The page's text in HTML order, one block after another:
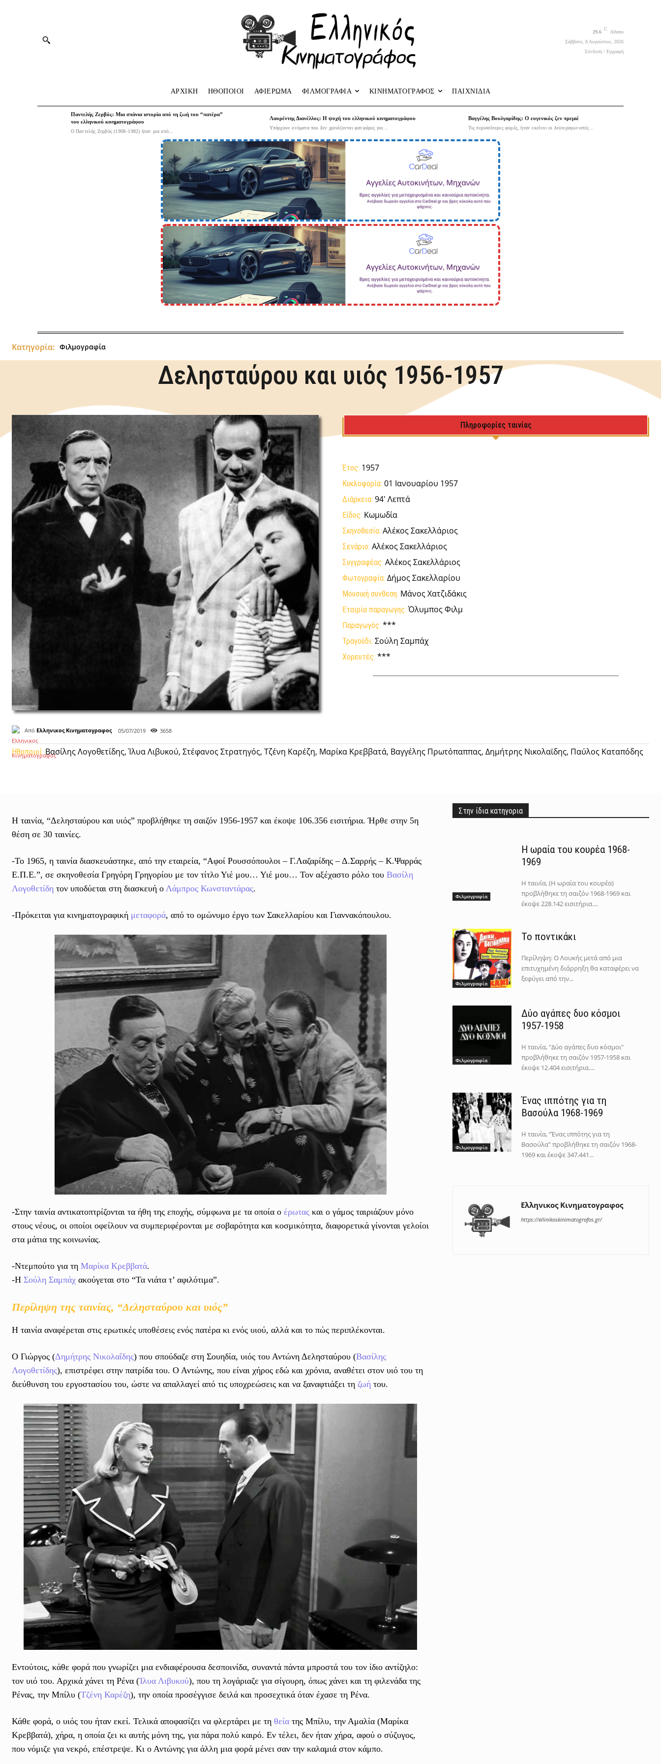
29.6
C
Athens
Σάββατο, 8 Αυγούστου, 2026
Σύνδεση / Εγγραφή
ΑΡΧΙΚΗ HΘΟΠΟΙΟΙ ΑΦΙΕΡΩΜΑ ΦΙΛΜΟΓΡΑΦΙΑ ΚΙΝΗΜΑΤΟΓΡΑΦΟΣ ΠΑΙΧΝΙΔΙΑ
Παντελής Ζερβός: Μια σπάνια ιστορία από τη ζωή του “πατέρα”
του ελληνικού κινηματογράφου
Ο Παντελής Ζερβός (1908–1982) ήταν μια από...
Λαυρέντης Διανέλλος: Η ψυχή του ελληνικού κινηματογράφου
Υπάρχουν ονόματα που δεν χρειάζονται φανφάρες για...
Βαγγέλης Βουλγαρίδης: Ο ευγενικός ζεν πρεμιέ
Τις περισσότερες φορές, ήταν εκείνοι οι δευτεραγωνιστές...
Κατηγορία: Φιλμογραφία
Δελησταύρου και υιός 1956-1957
Από Ελληνικος Κινηματογραφος 05/07/2019 3658
Πληροφορίες ταινίας
Έτος: 1957
Κυκλοφορία: 01 Ιανουαρίου 1957
Διάρκεια: 94' Λεπτά
Είδος: Κωμωδία
Σκηνοθεσία: Αλέκος Σακελλάριος
Σενάριο: Αλέκος Σακελλάριος
Συγγραφέας: Αλέκος Σακελλάριος
Φωτογραφία: Δήμος Σακελλαρίου
Μουσική συνθεση: Μάνος Χατζιδάκις
Εταιρία παραγωγης: Όλυμπος Φιλμ
Παραγωγός: ***
Τραγούδι: Σούλη Σαμπάχ
Χορευτές: ***
Ηθοποιοί: Βασίλης Λογοθετίδης, Ίλυα Λιβυκού, Στέφανος Στρατηγός, Τζένη Καρέζη, Μαρίκα Κρεββατά, Βαγγέλης Πρωτόπαππας, Δημήτρης Νικολαϊδης, Παύλος Καταπόδης
Η ταινία, “Δελησταύρου και υιός” προβλήθηκε τη σαιζόν 1956-1957 και έκοψε 106.356 εισιτήρια. Ήρθε στην 5η
θέση σε 30 ταινίες.
-Το 1965, η ταινία διασκευάστηκε, από την εταιρεία, “Αφοί Ρουσσόπουλοι – Γ.Λαζαρίδης – Δ.Σαρρής – Κ.Ψαρράς
Ε.Π.Ε.”, σε σκηνοθεσία Γρηγόρη Γρηγορίου με τον τίτλο Υιέ μου… Υιέ μου… Τον αξέχαστο ρόλο του Βασίλη
Λογοθετίδη τον υποδύεται στη διασκευή ο Λάμπρος Κωνσταντάρας.
-Πρόκειται για κινηματογραφική μεταφορά, από το ομώνυμο έργο των Σακελλαρίου και Γιαννακόπουλου.
-Στην ταινία αντικατοπτρίζονται τα ήθη της εποχής, σύμφωνα με τα οποία ο έρωτας και ο γάμος ταιριάζουν μόνο
στους νέους, οι οποίοι οφείλουν να συμπεριφέρονται με σοβαρότητα και κοσμικότητα, διαφορετικά γίνονται γελοίοι
στα μάτια της κοινωνίας.
-Ντεμπούτο για τη Μαρίκα Κρεββατά.
-Η Σούλη Σαμπάχ ακούγεται στο “Τα νιάτα τ’ αφιλότιμα”.
Περίληψη της ταινίας, “Δελησταύρου και υιός”
Η ταινία αναφέρεται στις ερωτικές υποθέσεις ενός πατέρα κι ενός υιού, αλλά και το πώς περιπλέκονται.
Ο Γιώργος (Δημήτρης Νικολαΐδης) που σπούδαζε στη Σουηδία, υιός του Αντώνη Δελησταύρου (Βασίλης
Λογοθετίδης), επιστρέφει στην πατρίδα του. Ο Αντώνης, που είναι χήρος εδώ και χρόνια, αναθέτει στον υιό του τη
διεύθυνση του εργοστασίου του, ώστε να απαλλαγεί από τις υποχρεώσεις και να ξαναφτιάξει τη ζωή του.
Εντούτοις, κάθε φορά που γνωρίζει μια ενδιαφέρουσα δεσποινίδα, συναντά πάντα μπροστά του τον ίδιο αντίζηλο:
τον υιό του. Αρχικά χάνει τη Ρένα (Ίλυα Λιβυκού), που τη λογάριαζε για σίγουρη, όπως χάνει και τη φιλενάδα της
Ρένας, την Μπίλυ (Τζένη Καρέζη), την οποία προσέγγισε δειλά και προσεχτικά όταν έχασε τη Ρένα.
Κάθε φορά, ο υιός του ήταν εκεί. Τελικά αποφασίζει να φλερτάρει με τη θεία της Μπίλυ, την Αμαλία (Μαρίκα
Κρεββατά), χήρα, η οποία ζει κι αυτής μόνη της, για πάρα πολύ καιρό. Εν τέλει, δεν ήταν χήρα, αφού ο σύζυγος,
που νόμιζε για νεκρό, επέστρεψε. Κι ο Αντώνης για άλλη μια φορά μένει σαν την καλαμιά στον κάμπο.
Στην ίδια κατηγορια
Φιλμογραφία
Η ωραία του κουρέα 1968-
1969
Η ταινία, (Η ωραία του κουρέα)
προβλήθηκε τη σαιζόν 1968-1969 και
έκοψε 228.142 εισιτήρια....
Φιλμογραφία
Το ποντικάκι
Περίληψη: Ο Λουκής μετά από μια
επιτυχημένη διάρρηξη θα καταφέρει να
ξεφύγει από την...
Φιλμογραφία
Δύο αγάπες δυο κόσμοι
1957-1958
Η ταινία, "Δύο αγάπες δυο κόσμοι"
προβλήθηκε τη σαιζόν 1957-1958 και
έκοψε 12.404 εισιτήρια....
Φιλμογραφία
Ένας ιππότης για τη
Βασούλα 1968-1969
Η ταινία, “Ένας ιππότης για τη
Βασούλα” προβλήθηκε τη σαιζόν 1968-
1969 και έκοψε 347.441...
Ελληνικος Κινηματογραφος
https://ellinikoskinimatografos.gr/